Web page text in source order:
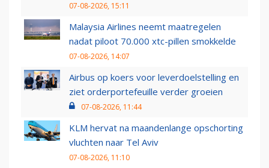
07-08-2026, 15:11
Malaysia Airlines neemt maatregelen
nadat piloot 70.000 xtc-pillen smokkelde
07-08-2026, 14:07
Airbus op koers voor leverdoelstelling en
ziet orderportefeuille verder groeien
07-08-2026, 11:44
KLM hervat na maandenlange opschorting
vluchten naar Tel Aviv
07-08-2026, 11:10